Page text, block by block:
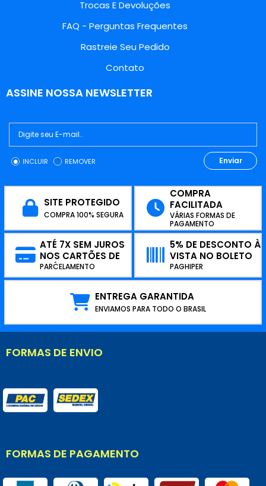
Trocas E Devoluções
FAQ - Perguntas Frequentes
Rastreie Seu Pedido
Contato
ASSINE NOSSA NEWSLETTER
INCLUIR REMOVER Enviar
SITE PROTEGIDO
COMPRA 100% SEGURA
COMPRA
FACILITADA
VÁRIAS FORMAS DE
PAGAMENTO
ATÉ 7X SEM JUROS
NOS CARTÕES DE
CRÉDITO
PARCELAMENTO
5% DE DESCONTO À
VISTA NO BOLETO
PAGHIPER
ENTREGA GARANTIDA
ENVIAMOS PARA TODO O BRASIL
FORMAS DE ENVIO
FORMAS DE PAGAMENTO